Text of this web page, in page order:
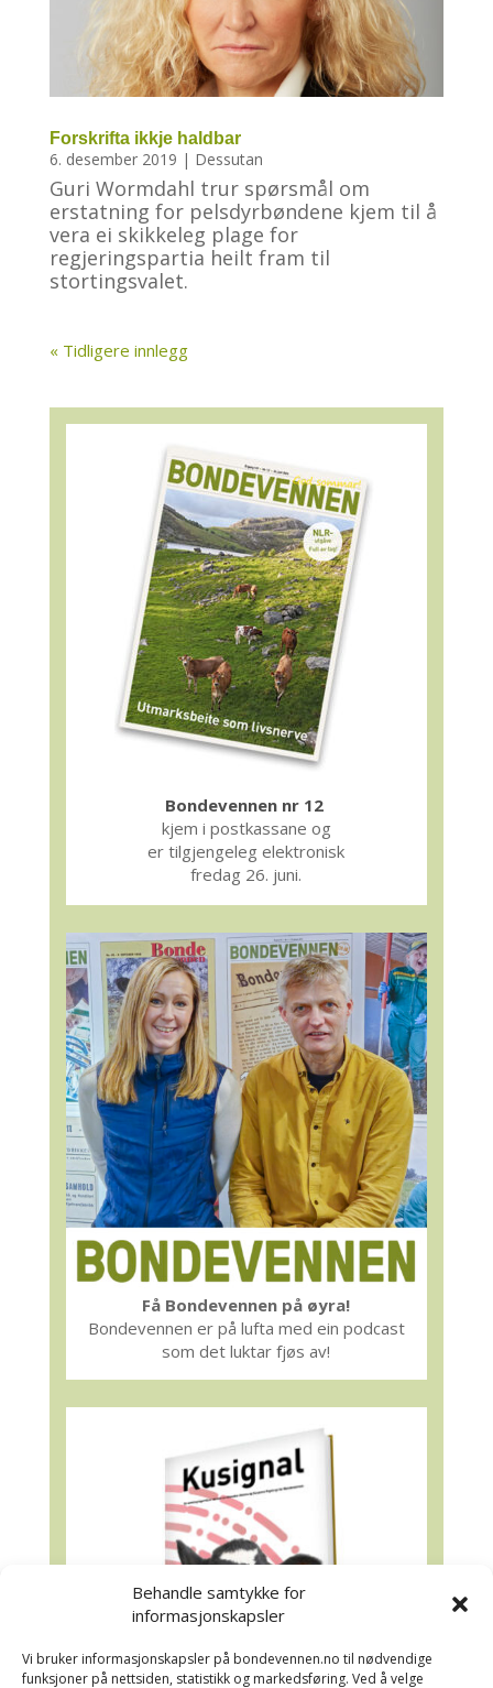
Behandle samtykke for
informasjonskapsler
Vi bruker informasjonskapsler på bondevennen.no til nødvendige
funksjoner på nettsiden, statistikk og markedsføring. Ved å velge
Forskrifta ikkje haldbar
6. desember 2019 | Dessutan
Guri Wormdahl trur spørsmål om
erstatning for pelsdyrbøndene kjem til å
vera ei skikkeleg plage for
regjeringspartia heilt fram til
stortingsvalet.
« Tidligere innlegg
Bondevennen nr 12
kjem i postkassane og
er tilgjengeleg elektronisk
fredag 26. juni.
Få Bondevennen på øyra!
Bondevennen er på lufta med ein podcast
som det luktar fjøs av!